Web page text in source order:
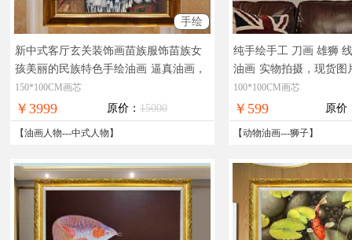
手绘
新中式客厅玄关装饰画苗族服饰苗族女
孩美丽的民族特色手绘油画 逼真油画，
好看的油画，油画少女，油画人物写生
150*100CM画芯
￥3999 原价： 15000
【油画人物---中式人物 】
纯手绘手工 刀画 雄狮
油画 实物拍摄，现货图
全国免邮
100*100CM画芯
￥599 原价
【动物油画---狮子】